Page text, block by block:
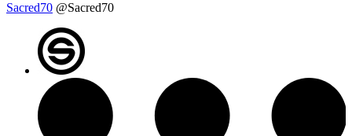
Sacred70 @Sacred70